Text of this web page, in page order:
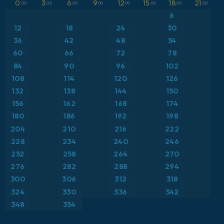
ICON Niemcy 2 km
Brazylia
Europa
Grecja
Hiszpania
Islandia
Karaiby
Meksyk
Niemcy
Skandynawia
Ciśnienie
Suma opadów
Temperatura na 2 m
Temperatura na 500 hPa
Temperatura na 850 hPa
Wiatr na 10 m
Wiatr na 300 hPa (prąd strumieniowy)
0 :00 3:00 6:00 9:00 12:00 15 :00 18:00 21:00
6
12 18 24
30
36
42 48
54
60
66 72 78
84 90 96 102
108 114 120
126
132
138 144 150
156 162 168 174
180 186 192
198
204
210 216
222
228
234 240
246
252
258 264 270
276 282 288 294
300 306 312
318
324
330 336
342
348
354